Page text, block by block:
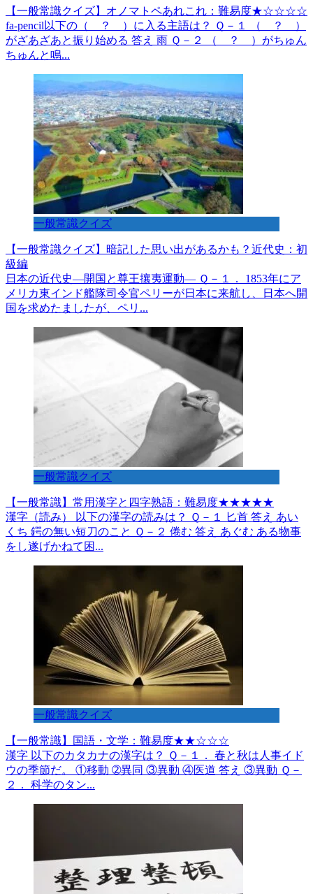
【一般常識クイズ】オノマトペあれこれ：難易度★☆☆☆☆
fa-pencil以下の（ ？ ）に入る主語は？ Ｑ－１ （ ？ ）
がざあざあと振り始める 答え 雨 Ｑ－２ （ ？ ）がちゅん
ちゅんと鳴...
一般常識クイズ
【一般常識クイズ】暗記した思い出があるかも？近代史：初
級編
日本の近代史―開国と尊王攘夷運動― Ｑ－１． 1853年にア
メリカ東インド艦隊司令官ペリーが日本に来航し、日本へ開
国を求めたましたが、ペリ...
一般常識クイズ
【一般常識】常用漢字と四字熟語：難易度★★★★★
漢字（読み） 以下の漢字の読みは？ Ｑ－１ 匕首 答え あい
くち 鍔の無い短刀のこと Ｑ－２ 倦む 答え あぐむ ある物事
をし遂げかねて困...
一般常識クイズ
【一般常識】国語・文学：難易度★★☆☆☆
漢字 以下のカタカナの漢字は？ Ｑ－１． 春と秋は人事イド
ウの季節だ。 ①移動 ➁異同 ③異動 ④医道 答え ③異動 Ｑ－
２． 科学のタン...